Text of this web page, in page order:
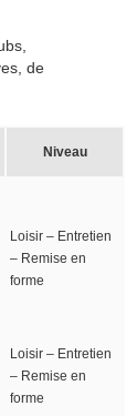
de
Niveau
Loisir – Entretien
– Remise en
forme
Loisir – Entretien
– Remise en
forme